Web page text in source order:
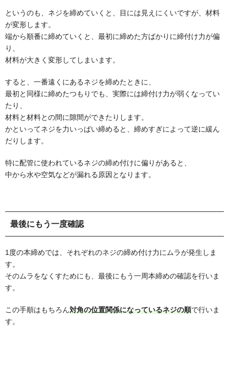
というのも、ネジを締めていくと、目には見えにくいですが、材料
が変形します。
端から順番に締めていくと、最初に締めた方ばかりに締付け力が偏
り、
材料が大きく変形してしまいます。
すると、一番遠くにあるネジを締めたときに、
最初と同様に締めたつもりでも、実際には締付け力が弱くなってい
たり、
材料と材料との間に隙間ができたりします。
かといってネジを力いっぱい締めると、締めすぎによって逆に緩ん
だりします。
特に配管に使われているネジの締め付けに偏りがあると、
中から水や空気などが漏れる原因となります。
最後にもう一度確認
1度の本締めでは、それぞれのネジの締め付け力にムラが発生しま
す。
そのムラをなくすためにも、最後にもう一周本締めの確認を行いま
す。
この手順はもちろん対角の位置関係になっているネジの順で行いま
す。